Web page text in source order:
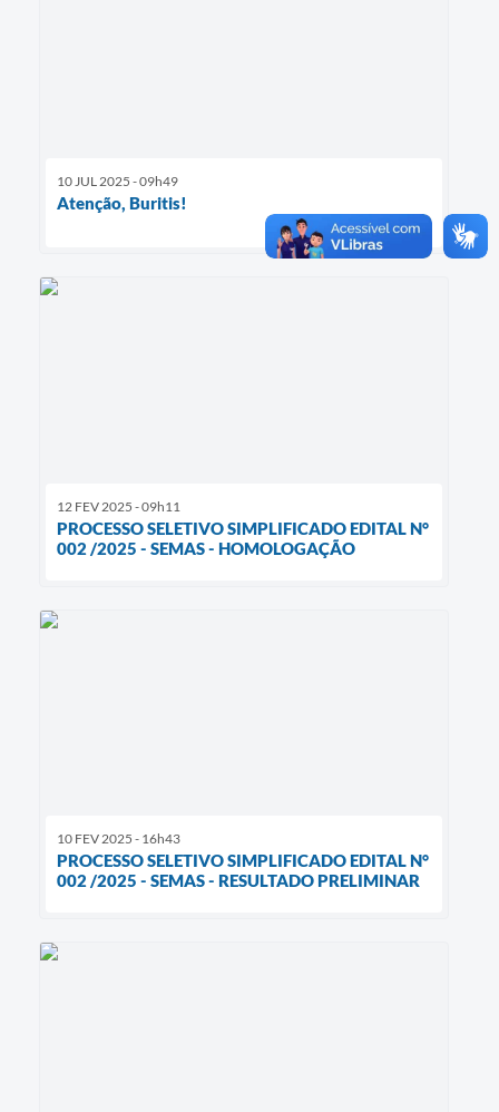
10 JUL 2025 - 09h49
Atenção, Buritis!
12 FEV 2025 - 09h11
PROCESSO SELETIVO SIMPLIFICADO EDITAL N°
002 /2025 - SEMAS - HOMOLOGAÇÃO
10 FEV 2025 - 16h43
PROCESSO SELETIVO SIMPLIFICADO EDITAL N°
002 /2025 - SEMAS - RESULTADO PRELIMINAR